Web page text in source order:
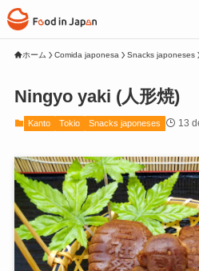
ホーム Comida japonesa Snacks japoneses
Ningyo yaki (人形焼)
Kanto Tokio Snacks japoneses 13